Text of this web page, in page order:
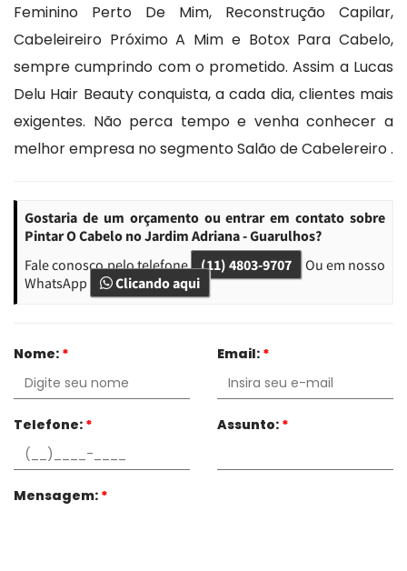
Feminino Perto De Mim, Reconstrução Capilar,
Cabeleireiro Próximo A Mim e Botox Para Cabelo,
sempre cumprindo com o prometido. Assim a Lucas
Delu Hair Beauty conquista, a cada dia, clientes mais
exigentes. Não perca tempo e venha conhecer a
melhor empresa no segmento Salão de Cabelereiro .
Gostaria de um orçamento ou entrar em contato sobre
Pintar O Cabelo no Jardim Adriana - Guarulhos?
Fale conosco pelo telefone (11) 4803-9707
Ou em nosso
WhatsApp
Clicando aqui
Nome: * Email: *
Telefone: * Assunto: *
Mensagem: *